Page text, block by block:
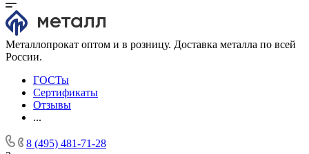
Металлопрокат оптом и в розницу. Доставка металла по всей
России.
ГОСТы
Сертификаты
Отзывы
...
8 (495) 481-71-28